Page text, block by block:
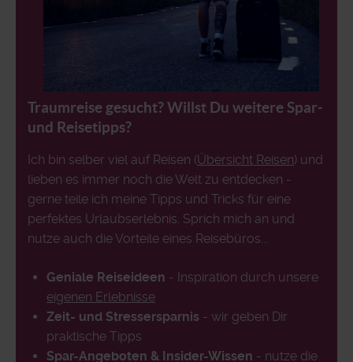
Traumreise gesucht? Willst Du weitere Spar-
und Reisetipps?
Ich bin selber viel auf Reisen (Übersicht Reisen) und
lieben es immer noch die Welt zu entdecken -
gerne teile ich meine Tipps und Tricks für eine
perfektes Urlaubserlebnis. Sprich mich an und
nutze auch die Vorteile eines Reisebüros...
Geniale Reiseideen - Inspiration durch unsere
eigenen Erlebnisse
Zeit- und Stressersparnis - wir geben Dir
praktische Tipps
Spar-Angeboten & Insider-Wissen - nutze die